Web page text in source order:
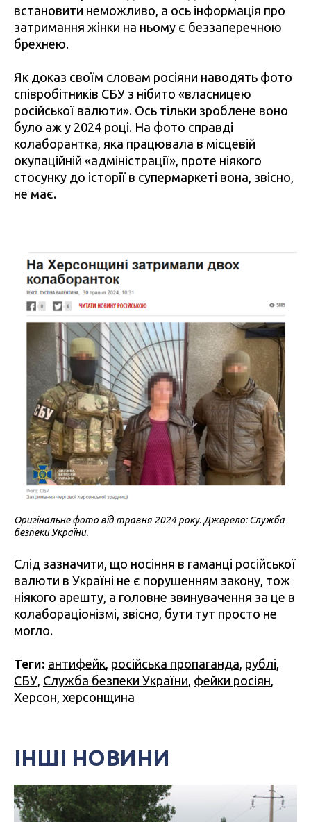
встановити неможливо, а ось інформація про
затримання жінки на ньому є беззаперечною
брехнею.
Як доказ своїм словам росіяни наводять фото
співробітників СБУ з нібито «власницею
російської валюти». Ось тільки зроблене воно
було аж у 2024 році. На фото справді
колаборантка, яка працювала в місцевій
окупаційній «адміністрації», проте ніякого
стосунку до історії в супермаркеті вона, звісно,
не має.
Оригінальне фото від травня 2024 року. Джерело: Служба
безпеки України.
Слід зазначити, що носіння в гаманці російської
валюти в Україні не є порушенням закону, тож
ніякого арешту, а головне звинувачення за це в
колабораціонізмі, звісно, бути тут просто не
могло.
Теги: антифейк, російська пропаганда, рублі,
СБУ, Служба безпеки України, фейки росіян,
Херсон, херсонщина
ІНШІ НОВИНИ